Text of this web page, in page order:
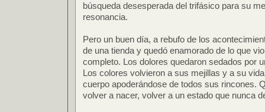
búsqueda desesperada del trifásico para su
resonancia.
Pero un buen día, a rebufo de los
de una tienda y quedó enamorado de lo que
completo. Los dolores quedaron sedados por
Los colores volvieron a sus mejillas y a su
cuerpo apoderándose de todos sus rincones.
volver a nacer, volver a un estado que nunca